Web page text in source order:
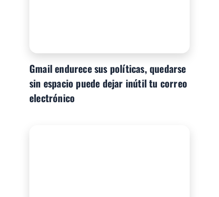
Gmail endurece sus políticas, quedarse
sin espacio puede dejar inútil tu correo
electrónico